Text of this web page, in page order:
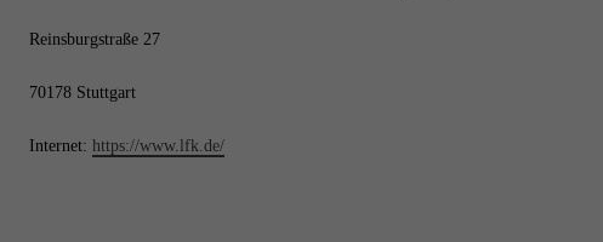
Reinsburgstraße 27
70178 Stuttgart
Internet: https://www.lfk.de/